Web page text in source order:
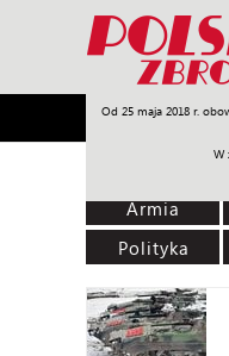
Od 25 maja 2018 r.
W
Armia Poligon
Armia
Polityka